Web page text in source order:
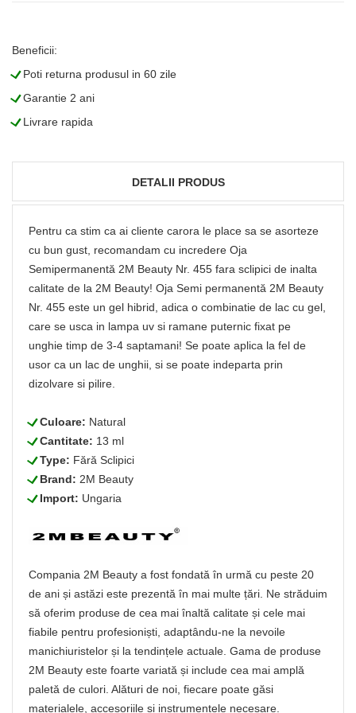
Beneficii:
LPoti returna produsul in 60 zile
LGarantie 2 ani
LLivrare rapida
DETALII PRODUS
Pentru ca stim ca ai cliente carora le place sa se asorteze
cu bun gust, recomandam cu incredere Oja
Semipermanentă 2M Beauty Nr. 455 fara sclipici de inalta
calitate de la 2M Beauty! Oja Semi permanentă 2M Beauty
Nr. 455 este un gel hibrid, adica o combinatie de lac cu gel,
care se usca in lampa uv si ramane puternic fixat pe
unghie timp de 3-4 saptamani! Se poate aplica la fel de
usor ca un lac de unghii, si se poate indeparta prin
dizolvare si pilire.
LCuloare: Natural
LCantitate: 13 ml
LType: Fără Sclipici
LBrand: 2M Beauty
LImport: Ungaria
Compania 2M Beauty a fost fondată în urmă cu peste 20
de ani și astăzi este prezentă în mai multe țări. Ne străduim
să oferim produse de cea mai înaltă calitate și cele mai
fiabile pentru profesioniști, adaptându-ne la nevoile
manichiuristelor și la tendințele actuale. Gama de produse
2M Beauty este foarte variată și include cea mai amplă
paletă de culori. Alături de noi, fiecare poate găsi
materialele, accesoriile și instrumentele necesare.